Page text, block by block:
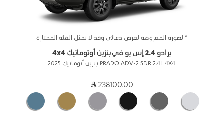
*الصورة المعروضة لغرض دعائي وقد لا تمثل الفئة المختارة
برادو 2.4 إس يو في بنزين أوتوماتيك 4x4
PRADO ADV-2 5DR 2.4L 4X4 بنزين أتوماتيك 2025
238100.00